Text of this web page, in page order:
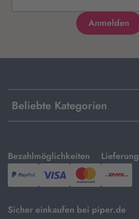
Beliebte Kategorien
Bezahlmöglichkeiten
mit
PayPal,Visa
und
Lieferung
mit
DHL.
Sicher einkaufen bei piper.de